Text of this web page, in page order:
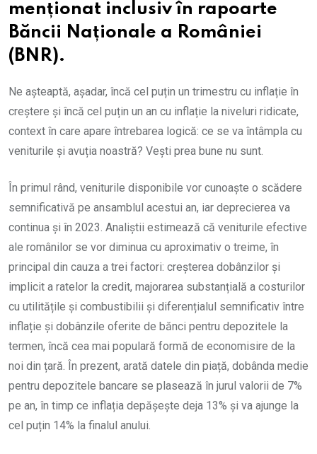
menționat inclusiv în rapoarte
Băncii Naționale a României
(BNR).
Ne așteaptă, așadar, încă cel puțin un trimestru cu inflație în
creștere și încă cel puțin un an cu inflație la niveluri ridicate,
context în care apare întrebarea logică: ce se va întâmpla cu
veniturile și avuția noastră? Vești prea bune nu sunt.
În primul rând, veniturile disponibile vor cunoaște o scădere
semnificativă pe ansamblul acestui an, iar deprecierea va
continua și în 2023. Analiștii estimează că veniturile efective
ale românilor se vor diminua cu aproximativ o treime, în
principal din cauza a trei factori: creșterea dobânzilor și
implicit a ratelor la credit, majorarea substanțială a costurilor
cu utilitățile și combustibilii și diferențialul semnificativ între
inflație și dobânzile oferite de bănci pentru depozitele la
termen, încă cea mai populară formă de economisire de la
noi din țară. În prezent, arată datele din piață, dobânda medie
pentru depozitele bancare se plasează în jurul valorii de 7%
pe an, în timp ce inflația depășește deja 13% și va ajunge la
cel puțin 14% la finalul anului.